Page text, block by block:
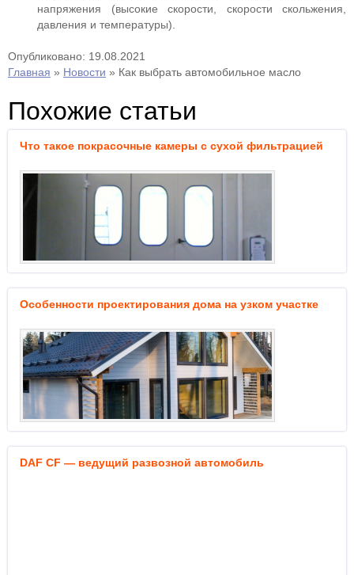
напряжения (высокие скорости, скорости скольжения,
давления и температуры).
Опубликовано: 19.08.2021
Главная » Новости » Как выбрать автомобильное масло
Похожие статьи
Что такое покрасочные камеры с сухой фильтрацией
Особенности проектирования дома на узком участке
DAF CF — ведущий развозной автомобиль